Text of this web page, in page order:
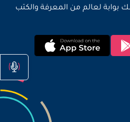
بوابة لعالم من المعرفة والكتب